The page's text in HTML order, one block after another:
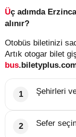
Üç adımda Erzincan – Ankara otobüs bileti nasıl
alınır?
Otobüs biletinizi
Artık otogar bilet
bus
Şehirleri
Sefer